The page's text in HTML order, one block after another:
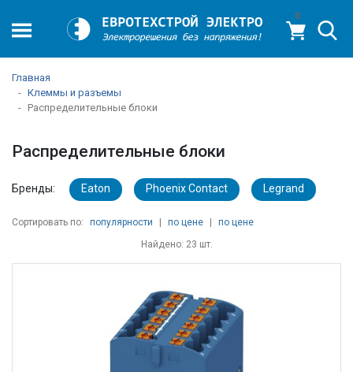
0
Главная
Клеммы и разъемы
Распределительные блоки
Распределительные блоки
Бренды: Eaton Phoenix Contact Legrand
Сортировать по: популярности по цене
по цене
Найдено: 23 шт.